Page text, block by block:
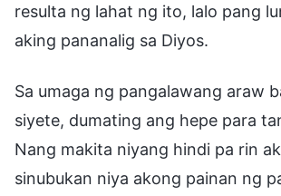
resulta ng lahat ng ito, lalo pang
aking pananalig sa Diyos.
Sa umaga ng pangalawang araw
siyete, dumating ang hepe para
Nang makita niyang hindi pa rin
sinubukan niya akong painan ng